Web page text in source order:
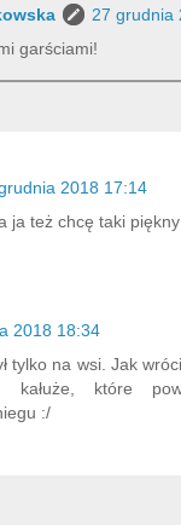
27 grudnia
garściami!
2018 17:14
ja też chcę taki piękny
2018 18:34
tylko na wsi. Jak
kałuże, które
:/